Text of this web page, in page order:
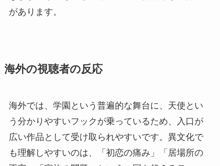
があります。
海外の視聴者の反応
海外では、学園という普遍的な舞台に、天使とい
う分かりやすいフックが乗っているため、入口が
広い作品として受け取られやすいです。異文化で
も理解しやすいのは、「初恋の痛み」「居場所の